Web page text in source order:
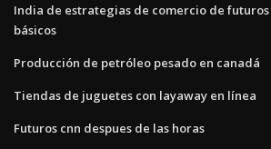
India de estrategias de comercio de
básicos
Producción de petróleo pesado en canadá
Tiendas de juguetes con layaway en línea
Futuros cnn despues de las horas